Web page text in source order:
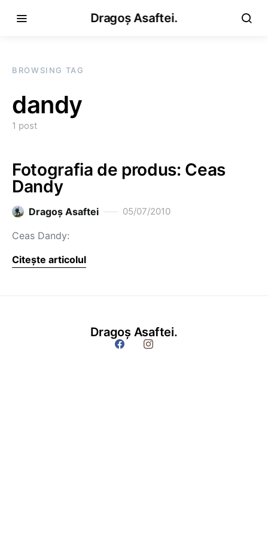
Dragoș Asaftei.
BROWSING TAG
dandy
1 post
Fotografia de produs: Ceas
Dandy
Dragoş Asaftei 05/07/2010
Ceas Dandy:
Citește articolul
Dragoș Asaftei.